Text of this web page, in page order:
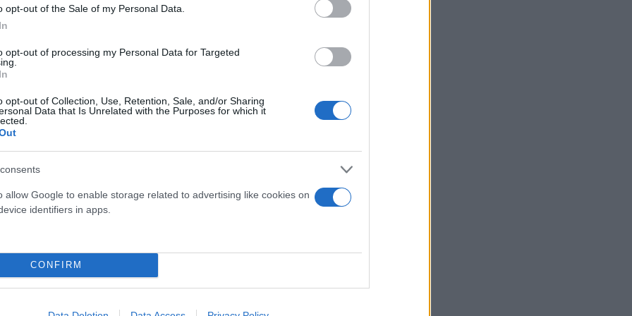
opt-out of the Sale of my Personal Data.
opt-out of processing my Personal Data for Targeted
opt-out of Collection, Use, Retention, Sale, and/or Sharing
Data that Is Unrelated with the Purposes for which it
allow Google to enable storage related to advertising like cookies on
identifiers in apps.
CONFIRM
μέχρι το καλοκαίρι, με οψιόν αγοράς.
για τον Νταβίντ Κάρμο της Πόρτο, ωστόσο οι «δράκοι»
μπακ, προκειμένου να μπουν σε όποια διαδικασία
είναι αυτό του Γκαστόν Ερναντές της Σαν Λορέντσο, με την